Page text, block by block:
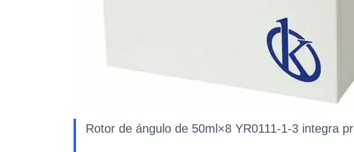
Rotor de ángulo de 50ml×8 YR0111-1-3 integra